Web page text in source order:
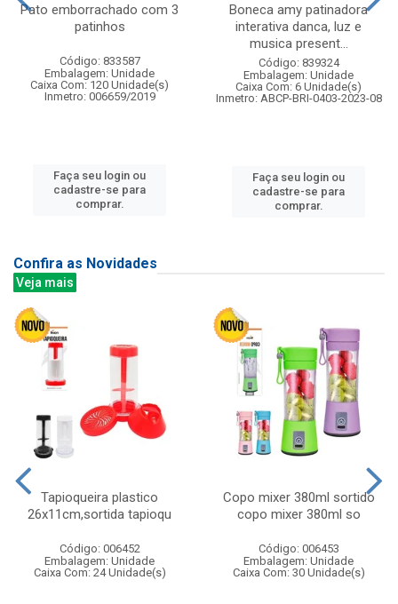
Pato emborrachado com 3
patinhos
Código: 833587
Embalagem: Unidade
Caixa Com: 120 Unidade(s)
Inmetro: 006659/2019
Faça seu login ou
cadastre-se para
comprar.
Boneca amy patinadora
interativa danca, luz e
musica present...
Código: 839324
Embalagem: Unidade
Caixa Com: 6 Unidade(s)
Inmetro: ABCP-BRI-0403-2023-08
Faça seu login ou
cadastre-se para
comprar.
Confira as Novidades
Veja mais
Tapioqueira plastico
26x11cm,sortida tapioqu
Código: 006452
Embalagem: Unidade
Caixa Com: 24 Unidade(s)
Copo mixer 380ml sortido
copo mixer 380ml so
Código: 006453
Embalagem: Unidade
Caixa Com: 30 Unidade(s)